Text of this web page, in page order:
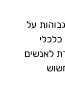
על
כלכלי
לאנשים